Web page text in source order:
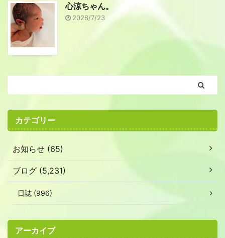
心涼ちゃん。
2026/7/23
カテゴリー
お知らせ (65)
ブログ (5,231)
日誌 (996)
アーカイブ